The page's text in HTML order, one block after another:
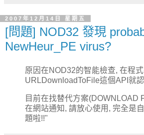
2007年12月14日 星期五
[問題] NOD32 發現
NewHeur_PE virus?
原因在NOD32的智能檢查, 在程
URLDownloadToFile這個API就
目前在找替代方案(DOWNLOAD
在網站通知, 請放心使用, 完全是
題啦!!"